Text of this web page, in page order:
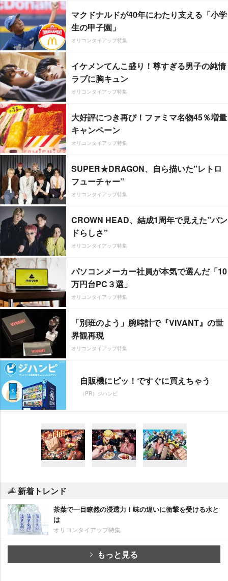
マクドナルドが40年にわたり支える「小学
生の甲子園」
オリコンタイアップ特集
イケメンてんこ盛り！尊すぎる男子の純情
ラブに胸キュン
オリコンタイアップ特集
大好評につき再び！ファミマ名物45％増量
キャンペーン
オリコンタイアップ特集
SUPER★DRAGON、自ら描いた”レトロ
フューチャー”
オリコンタイアップ特集
CROWN HEAD、結成1周年で見えた”バン
ドらしさ”
オリコンタイアップ特集
パソコンメーカー社員が本気で選んだ「10
万円台PC３選」
オリコンタイアップ特集
「別班のよう」腕時計で『VIVANT』の世
界観再現
オリコンタイアップ特集
自販機にピッ！ですぐに買えちゃう
（PR）ジハンピ
新着トレンド
茶葉で一目瞭然の浸透力！味の違いに衝撃を受ける水と
は
オリコンタイアップ特集
もっと見る